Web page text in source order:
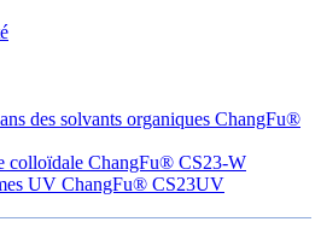
des solvants organiques ChangFu®
colloïdale ChangFu® CS23-W
UV ChangFu® CS23UV